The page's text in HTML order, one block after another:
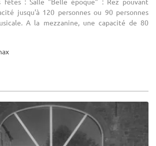
jusqu'à 120 personnes ou 90 personnes
A la mezzanine, une capacité de 80